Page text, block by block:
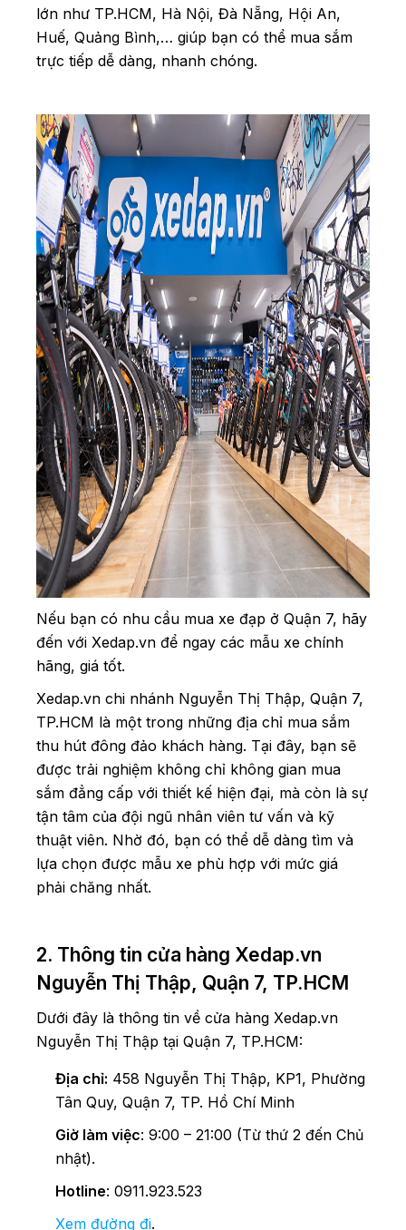
lớn như TP.HCM, Hà Nội, Đà Nẵng, Hội An,
Huế, Quảng Bình,… giúp bạn có thể mua sắm
trực tiếp dễ dàng, nhanh chóng.
Nếu bạn có nhu cầu mua xe đạp ở Quận 7, hãy
đến với Xedap.vn để ngay các mẫu xe chính
hãng, giá tốt.
Xedap.vn chi nhánh Nguyễn Thị Thập, Quận 7,
TP.HCM là một trong những địa chỉ mua sắm
thu hút đông đảo khách hàng. Tại đây, bạn sẽ
được trải nghiệm không chỉ không gian mua
sắm đẳng cấp với thiết kế hiện đại, mà còn là sự
tận tâm của đội ngũ nhân viên tư vấn và kỹ
thuật viên. Nhờ đó, bạn có thể dễ dàng tìm và
lựa chọn được mẫu xe phù hợp với mức giá
phải chăng nhất.
2. Thông tin cửa hàng Xedap.vn
Nguyễn Thị Thập, Quận 7, TP.HCM
Dưới đây là thông tin về cửa hàng Xedap.vn
Nguyễn Thị Thập tại Quận 7, TP.HCM:
Địa chỉ: 458 Nguyễn Thị Thập, KP1, Phường
Tân Quy, Quận 7, TP. Hồ Chí Minh
Giờ làm việc: 9:00 – 21:00 (Từ thứ 2 đến Chủ
nhật).
Hotline: 0911.923.523
Xem đường đi.